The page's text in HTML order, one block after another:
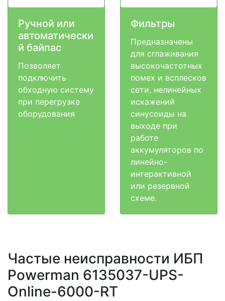
Ручной или
автоматически
й байпас
Позволяет
подключить
обходную систему
при перегрузке
оборудования
Фильтры
Предназначены
для сглаживания
высокочастотных
помех и всплесков
сети, нелинейных
искажений
синусоиды на
выходе при
работе
аккумуляторов по
линейно-
интерактивной
или резервной
схеме.
Частые неисправности ИБП
Powerman 6135037-UPS-
Online-6000-RT